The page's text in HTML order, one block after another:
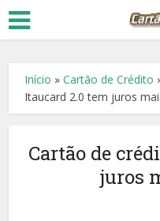
Início »Cartão de Crédito
Itaucard 2.0 tem juros
Cartão de
juros